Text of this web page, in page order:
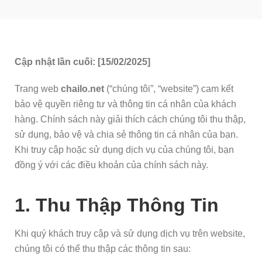
Cập nhật lần cuối: [15/02/2025]
Trang web chailo.net (“chúng tôi”, “website”) cam kết
bảo vệ quyền riêng tư và thông tin cá nhân của khách
hàng. Chính sách này giải thích cách chúng tôi thu thập,
sử dụng, bảo vệ và chia sẻ thông tin cá nhân của bạn.
Khi truy cập hoặc sử dụng dịch vụ của chúng tôi, bạn
đồng ý với các điều khoản của chính sách này.
1. Thu Thập Thông Tin
Khi quý khách truy cập và sử dụng dịch vụ trên website,
chúng tôi có thể thu thập các thông tin sau: